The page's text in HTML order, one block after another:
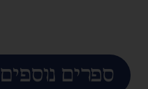
ספרים נוספים